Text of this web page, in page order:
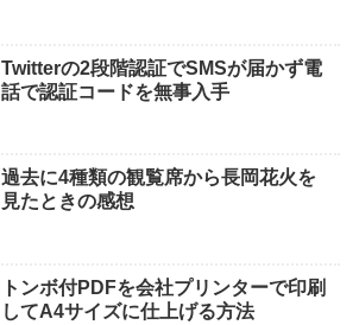
Twitterの2段階認証でSMSが届かず電
話で認証コードを無事入手
過去に4種類の観覧席から長岡花火を
見たときの感想
トンボ付PDFを会社プリンターで印刷
してA4サイズに仕上げる方法